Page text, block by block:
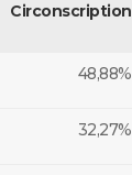
Circonscription
48,88%
32,27%